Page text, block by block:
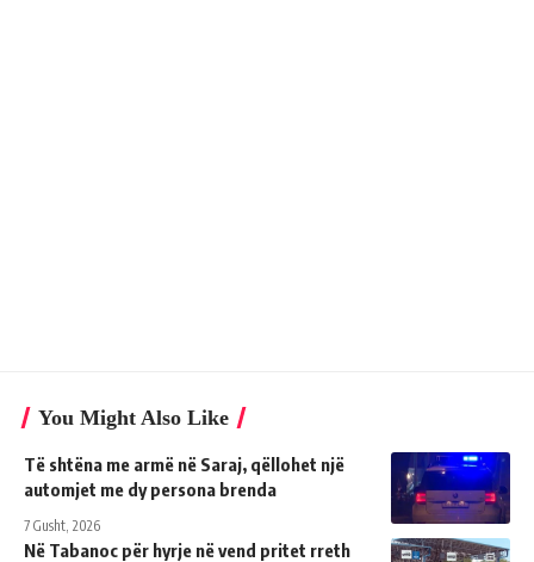
You Might Also Like
Të shtëna me armë në Saraj, qëllohet një
automjet me dy persona brenda
7 Gusht, 2026
Në Tabanoc për hyrje në vend pritet rreth